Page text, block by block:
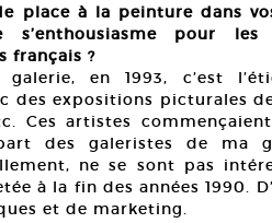
place à la peinture dans
s’enthousiasme pour
français ?
en 1993, c’est
des expositions picturales
Ces artistes
des galeristes de ma
ne se sont pas
à la fin des années 1990.
et de marketing.